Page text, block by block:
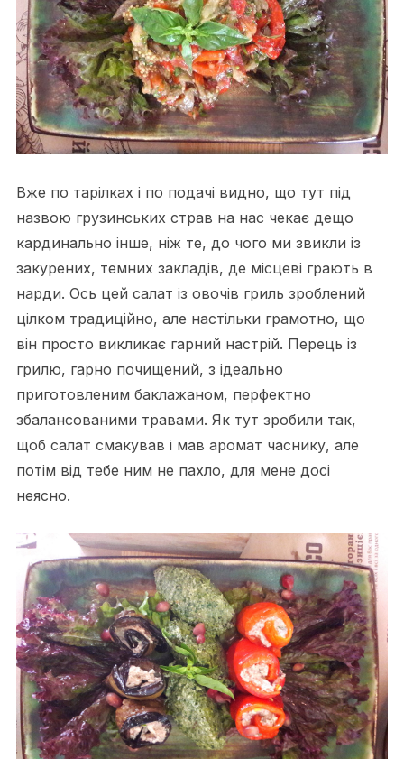
Вже по тарілках і по подачі видно, що тут під
назвою грузинських страв на нас чекає дещо
кардинально інше, ніж те, до чого ми звикли із
закурених, темних закладів, де місцеві грають в
нарди. Ось цей салат із овочів гриль зроблений
цілком традиційно, але настільки грамотно, що
він просто викликає гарний настрій. Перець із
грилю, гарно почищений, з ідеально
приготовленим баклажаном, перфектно
збалансованими травами. Як тут зробили так,
щоб салат смакував і мав аромат часнику, але
потім від тебе ним не пахло, для мене досі
неясно.